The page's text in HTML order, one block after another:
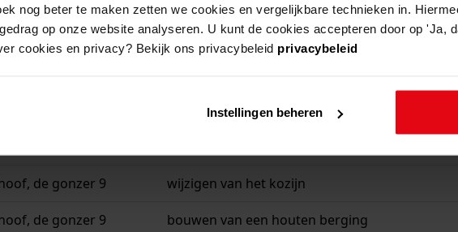
nog beter te maken zetten we cookies en vergelijkbare technieken in.
op onze website analyseren. U kunt de cookies accepteren door op 'Ja,
cookies en privacy? Bekijk ons privacybeleid privacybeleid
Instellingen beheren
plaatsen van een buitenkeuken
de gonzer 9 wijzigen van het kozijn
de gonzer 9 bouwen van een houten berging